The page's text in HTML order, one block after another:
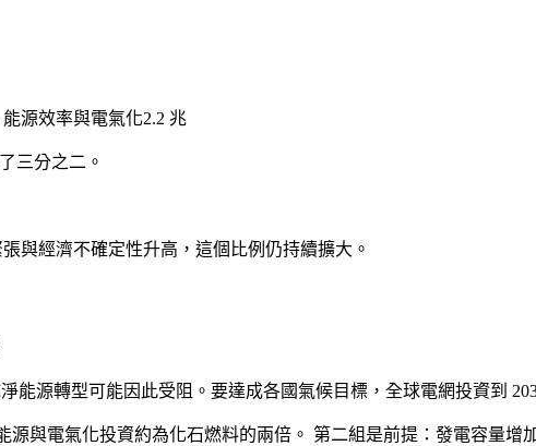
源效率與電氣化2.2 兆
三分之二。
與經濟不確定性升高，這個比例仍持續擴大。
能源轉型可能因此受阻。要達成各國氣候目標，全球電網投資到
與電氣化投資約為化石燃料的兩倍。 第二組是前提：發電容量增